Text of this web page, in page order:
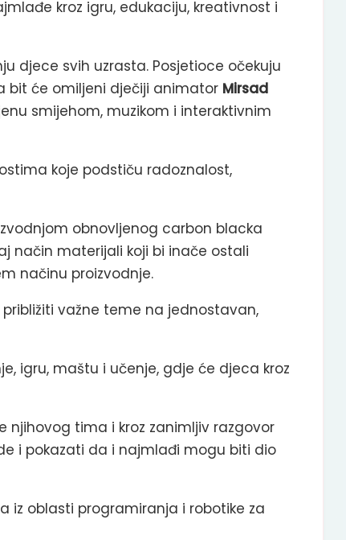
kroz igru, edukaciju, kreativnost i
djece svih uzrasta. Posjetioce očekuju
bit će omiljeni dječiji animator Mirsad
smijehom, muzikom i interaktivnim
koje podstiču radoznalost,
obnovljenog carbon blacka
način materijali koji bi inače ostali
načinu proizvodnje.
važne teme na jednostavan,
igru, maštu i učenje, gdje će djeca kroz
njihovog tima i kroz zanimljiv razgovor
i pokazati da i najmlađi mogu biti dio
iz oblasti programiranja i robotike za